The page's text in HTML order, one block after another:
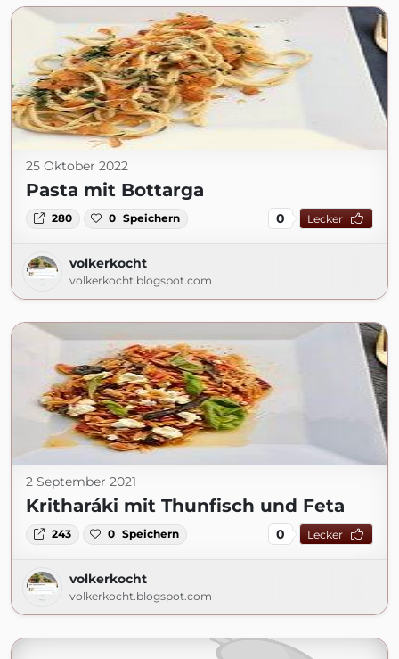
25 Oktober 2022
Pasta mit Bottarga
280 0 Speichern 0 Lecker
volkerkocht
volkerkocht.blogspot.com
2 September 2021
Kritharáki mit Thunfisch und Feta
243 0 Speichern 0 Lecker
volkerkocht
volkerkocht.blogspot.com